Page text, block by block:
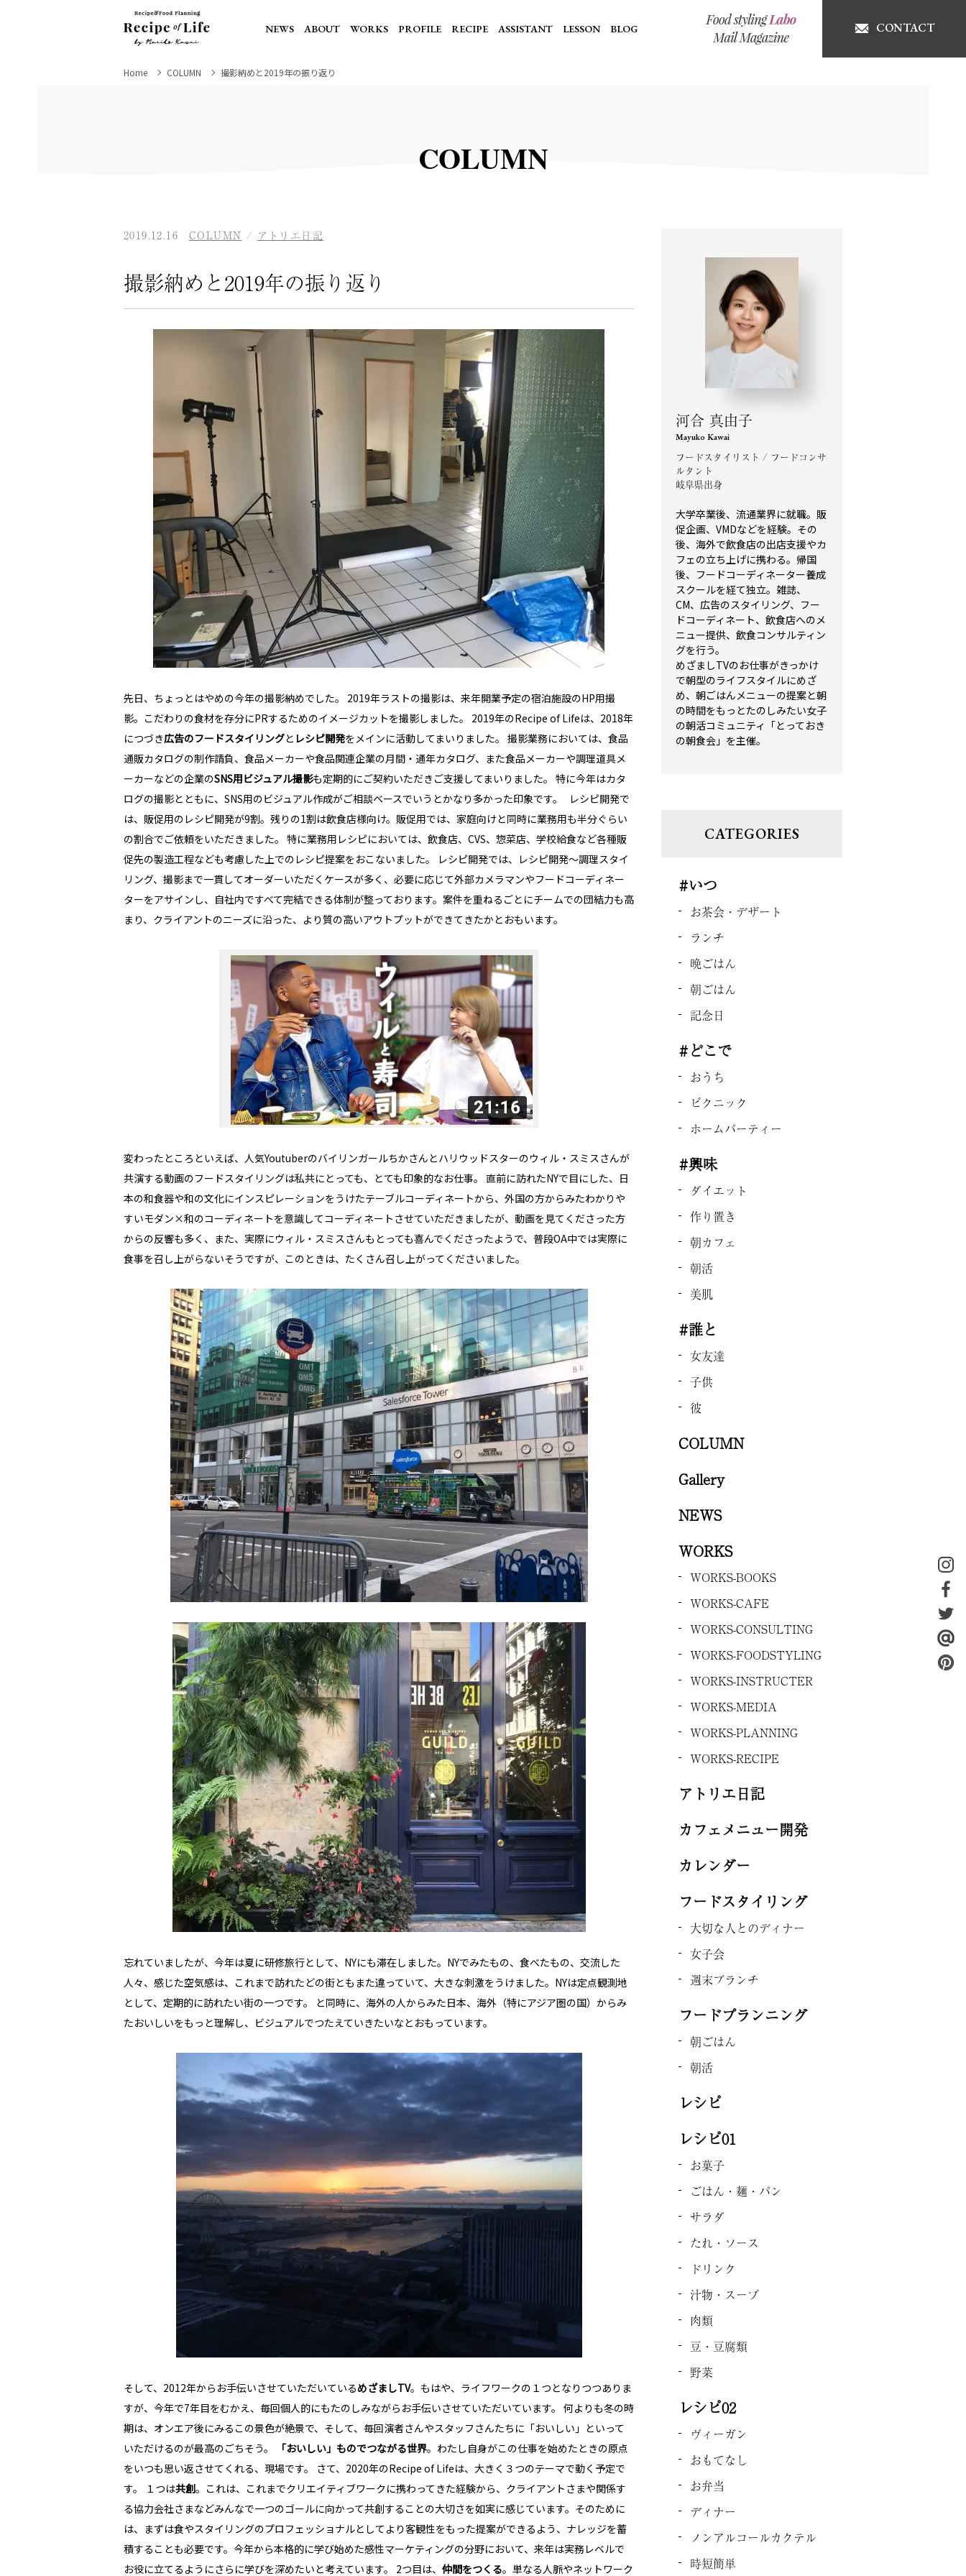
NEWS ABOUT WORKS PROFILE RECIPE ASSISTANT LESSON BLOG CONTACT
Home COLUMN 撮影納めと2019年の振り返り
COLUMN
2019.12.16 COLUMN / アトリエ日記
撮影納めと2019年の振り返り
先日、ちょっとはやめの今年の撮影納めでした。 2019年ラストの撮影は、来年開業予定の宿泊施設のHP用撮
影。こだわりの食材を存分にPRするためのイメージカットを撮影しました。 2019年のRecipe of Lifeは、2018年
につづき広告のフードスタイリングと レシピ開発をメインに活動してまいりました。 撮影業務においては、食品
通販カタログの制作請負、食品メーカーや食品関連企業の月間・通年カタログ、また食品メーカーや調理道具メ
ーカーなどの企業のSNS用ビジュアル撮影も定期的にご契約いただきご支援してまいりました。 特に今年はカタ
ログの撮影とともに、SNS用のビジュアル作成がご相談ベースでいうとかなり多かった印象です。 レシピ開発で
は、販促用のレシピ開発が9割。残りの1割は飲食店様向け。販促用では、家庭向けと同時に業務用も半分ぐらい
の割合でご依頼をいただきました。 特に業務用レシピにおいては、飲食店、CVS、惣菜店、学校給食など各種販
促先の製造工程なども考慮した上でのレシピ提案をおこないました。 レシピ開発では、レシピ開発〜調理スタイ
リング、撮影まで一貫してオーダーいただくケースが多く、必要に応じて外部カメラマンやフードコーディネー
ターをアサインし、自社内ですべて完結できる体制が整っております。案件を重ねるごとにチームでの団結力も高
まり、クライアントのニーズに沿った、より質の高いアウトプットができてきたかとおもいます。
変わったところといえば、人気Youtuberのバイリンガールちかさんとハリウッドスターのウィル・スミスさんが
共演する動画のフードスタイリングは私共にとっても、とても印象的なお仕事。 直前に訪れたNYで目にした、日
本の和食器や和の文化にインスピレーションをうけたテーブルコーディネートから、外国の方からみたわかりや
すいモダン×和のコーディネートを意識してコーディネートさせていただきましたが、動画を見てくださった方
からの反響も多く、また、実際にウィル・スミスさんもとっても喜んでくださったようで、普段OA中では実際に
食事を召し上がらないそうですが、このときは、たくさん召し上がってくださいました。
忘れていましたが、今年は夏に研修旅行として、NYにも滞在しました。NYでみたもの、食べたもの、交流した
人々、感じた空気感は、これまで訪れたどの街ともまた違っていて、大きな刺激をうけました。NYは定点観測地
として、定期的に訪れたい街の一つです。 と同時に、海外の人からみた日本、海外（特にアジア圏の国）からみ
たおいしいをもっと理解し、ビジュアルでつたえていきたいなとおもっています。
そして、2012年からお手伝いさせていただいているめざましTV。もはや、ライフワークの１つとなりつつありま
すが、今年で7年目をむかえ、毎回個人的にもたのしみながらお手伝いさせていただいています。 何よりも冬の時
期は、オンエア後にみるこの景色が絶景で、そして、毎回演者さんやスタッフさんたちに「おいしい」といって
いただけるのが最高のごちそう。
「おいしい」ものでつながる世界。わたし自身がこの仕事を始めたときの原点
をいつも思い返させてくれる、現場です。 さて、2020年のRecipe of Lifeは、大きく３つのテーマで動く予定で
す。 １つは共創。これは、これまでクリエイティブワークに携わってきた経験から、クライアントさまや関係す
る協力会社さまなどみんなで一つのゴールに向かって共創することの大切さを如実に感じています。そのために
は、まずは食やスタイリングのプロフェッショナルとしてより客観性をもった提案ができるよう、ナレッジを蓄
積することも必要です。今年から本格的に学び始めた感性マーケティングの分野において、来年は実務レベルで
お役に立てるようにさらに学びを深めたいと考えています。 2つ目は、 仲間をつくる。単なる人脈やネットワーク
河合 真由子
Mayuko Kawai
フードスタイリスト / フードコンサ
ルタント
岐阜県出身
大学卒業後、流通業界に就職。販
促企画、VMDなどを経験。その
後、海外で飲食店の出店支援やカ
フェの立ち上げに携わる。帰国
後、フードコーディネーター養成
スクールを経て独立。雑誌、
CM、広告のスタイリング、フー
ドコーディネート、飲食店へのメ
ニュー提供、飲食コンサルティン
グを行う。
めざましTVのお仕事がきっかけ
で朝型のライフスタイルにめざ
め、朝ごはんメニューの提案と朝
の時間をもっとたのしみたい女子
の朝活コミュニティ「とっておき
の朝食会」を主催。
CATEGORIES
#いつ
お茶会・デザート
ランチ
晩ごはん
朝ごはん
記念日
#どこで
おうち
ピクニック
ホームパーティー
#興味
ダイエット
作り置き
朝カフェ
朝活
美肌
#誰と
女友達
子供
彼
COLUMN
Gallery
NEWS
WORKS
WORKS-BOOKS
WORKS-CAFE
WORKS-CONSULTING
WORKS-FOODSTYLING
WORKS-INSTRUCTER
WORKS-MEDIA
WORKS-PLANNING
WORKS-RECIPE
アトリエ日記
カフェメニュー開発
カレンダー
フードスタイリング
大切な人とのディナー
女子会
週末ブランチ
フードプランニング
朝ごはん
朝活
レシピ
レシピ01
お菓子
ごはん・麺・パン
サラダ
たれ・ソース
ドリンク
汁物・スープ
肉類
豆・豆腐類
野菜
レシピ02
ヴィーガン
おもてなし
お弁当
ディナー
ノンアルコールカクテル
時短簡単